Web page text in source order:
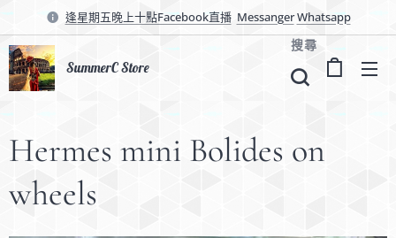
逢星期五晚上十點Facebook直播 MessangerWhatsapp
SummerC Store
搜尋
Hermes mini Bolides on
wheels